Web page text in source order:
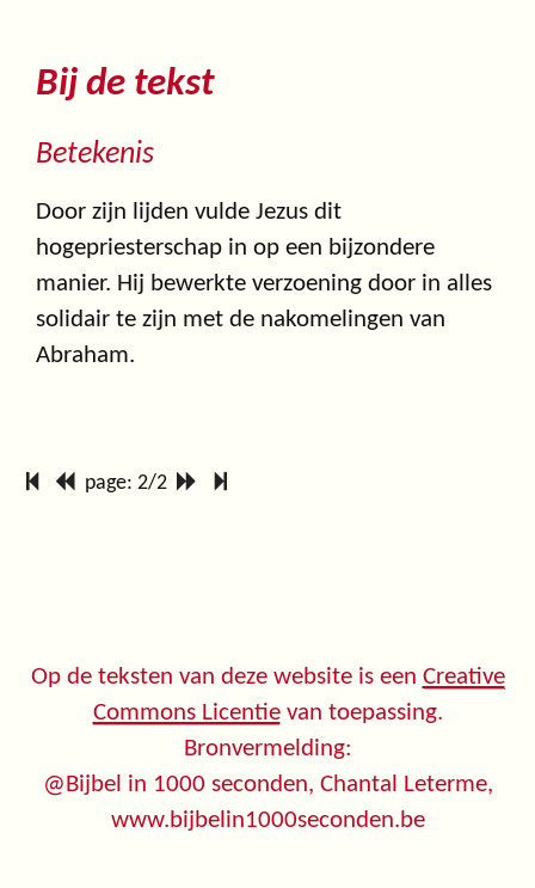
Bij de tekst
Betekenis
Door zijn lijden vulde Jezus dit
hogepriesterschap in op een bijzondere
manier. Hij bewerkte verzoening door in alles
solidair te zijn met de nakomelingen van
Abraham.
page: 2/2
Op de teksten van deze website is een Creative
Commons Licentievan toepassing.
Bronvermelding:
@Bijbel in 1000 seconden, Chantal Leterme,
www.bijbelin1000seconden.be